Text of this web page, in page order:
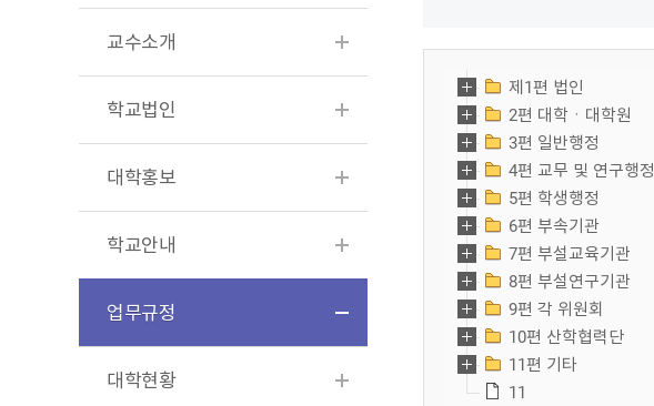
교수소개
학교법인
대학홍보
학교안내
업무규정
대학현황
제1편 법인
2편 대학ㆍ대학원
3편 일반행정
4편 교무 및 연구행정
5편 학생행정
6편 부속기관
7편 부설교육기관
8편 부설연구기관
9편 각 위원회
10편 산학협력단
11편 기타
11